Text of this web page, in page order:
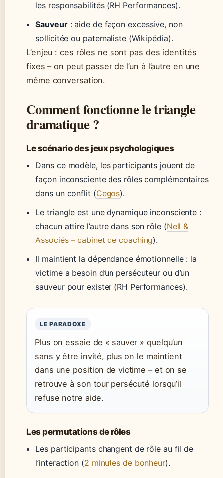
les responsabilités (RH Performances).
Sauveur: aide de façon excessive, non
sollicitée ou paternaliste (Wikipédia).
L’enjeu : ces rôles ne sont pas des identités
fixes – on peut passer de l’un à l’autre en une
même conversation.
Comment fonctionne le triangle
dramatique ?
Le scénario des jeux psychologiques
Dans ce modèle, les participants jouent de
façon inconsciente des rôles complémentaires
dans un conflit (Cegos).
Le triangle est une dynamique inconsciente :
chacun attire l’autre dans son rôle (Nell &
Associés – cabinet de coaching).
Il maintient la dépendance émotionnelle : la
victime a besoin d’un persécuteur ou d’un
sauveur pour exister (RH Performances).
LE PARADOXE
Plus on essaie de « sauver » quelqu’un
sans y être invité, plus on le maintient
dans une position de victime – et on se
retrouve à son tour persécuté lorsqu’il
refuse notre aide.
Les permutations de rôles
Les participants changent de rôle au fil de
l’interaction (2 minutes de bonheur).